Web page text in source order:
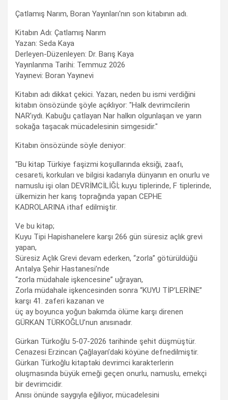
Çatlamış Narım, Boran Yayınları'nın son kitabının adı.
Kitabın Adı: Çatlamış Narım
Yazan: Seda Kaya
Derleyen-Düzenleyen: Dr. Barış Kaya
Yayınlanma Tarihi: Temmuz 2026
Yayınevi: Boran Yayınevi
Kitabın adı dikkat çekici. Yazarı, neden bu ismi verdiğini
kitabın önsözünde şöyle açıklıyor: "Halk devrimcilerin
NAR’ıydı. Kabuğu çatlayan Nar halkın olgunlaşan ve yarın
sokağa taşacak mücadelesinin simgesidir."
Kitabın önsözünde söyle deniyor:
"Bu kitap Türkiye faşizmi koşullarında eksiği, zaafı,
cesareti, korkuları ve bilgisi kadarıyla dünyanın en onurlu ve
namuslu işi olan DEVRİMCİLİĞİ; kuyu tiplerinde, F tiplerinde,
ülkemizin her karış toprağında yapan CEPHE
KADROLARINA ithaf edilmiştir.
Ve bu kitap;
Kuyu Tipi Hapishanelere karşı 266 gün süresiz açlık grevi
yapan,
Süresiz Açlık Grevi devam ederken, “zorla” götürüldüğü
Antalya Şehir Hastanesi’nde
“zorla müdahale işkencesine” uğrayan,
Zorla müdahale işkencesinden sonra “KUYU TİP’LERİNE”
karşı 41. zaferi kazanan ve
üç ay boyunca yoğun bakımda ölüme karşı direnen
GÜRKAN TÜRKOĞLU’nun anısınadır.
Gürkan Türkoğlu 5-07-2026 tarihinde şehit düşmüştür.
Cenazesi Erzincan Çağlayan’daki köyüne defnedilmiştir.
Gürkan Türkoğlu kitaptaki devrimci karakterlerin
oluşmasında büyük emeği geçen onurlu, namuslu, emekçi
bir devrimcidir.
Anısı önünde saygıyla eğiliyor, mücadelesini